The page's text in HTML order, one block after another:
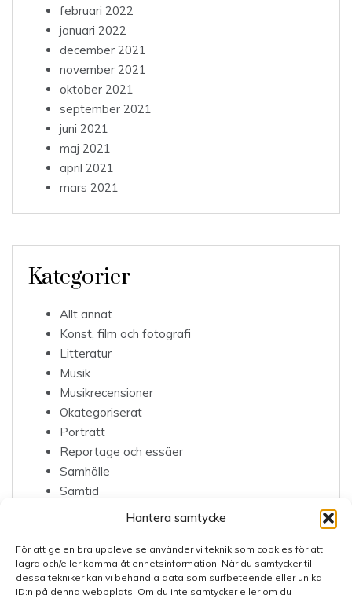
Hantera samtycke
För att ge en bra upplevelse använder vi teknik som cookies för att
lagra och/eller komma åt enhetsinformation. När du samtycker till
dessa tekniker kan vi behandla data som surfbeteende eller unika
ID:n på denna webbplats. Om du inte samtycker eller om du
februari 2022
januari 2022
december 2021
november 2021
oktober 2021
september 2021
juni 2021
maj 2021
april 2021
mars 2021
Kategorier
Allt annat
Konst, film och fotografi
Litteratur
Musik
Musikrecensioner
Okategoriserat
Porträtt
Reportage och essäer
Samhälle
Samtid